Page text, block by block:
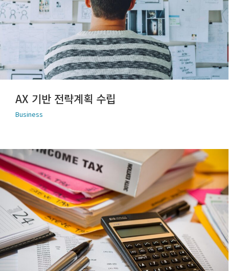
AX 기반 전략계획 수립
Business